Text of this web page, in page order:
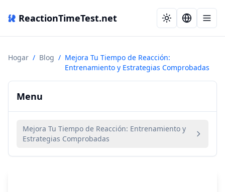
ReactionTimeTest.net
Hogar / Blog / Mejora Tu Tiempo de Reacción:
Entrenamiento y Estrategias Comprobadas
Menu
Mejora Tu Tiempo de Reacción: Entrenamiento y
Estrategias Comprobadas